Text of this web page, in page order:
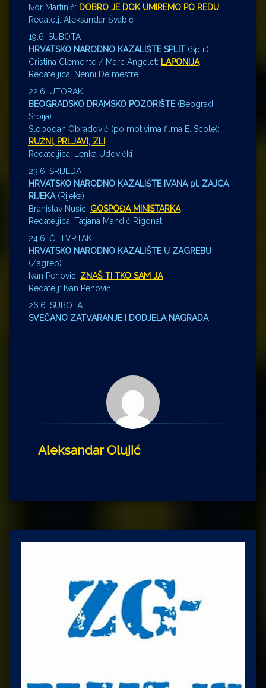
Ivor Martinić: DOBRO JE DOK UMIREMO PO REDU
Redatelj: Aleksandar Švabić
19.6. SUBOTA
HRVATSKO NARODNO KAZALIŠTE SPLIT (Split)
Cristina Clemente / Marc Angelet: LAPONIJA
Redateljica: Nenni Delmestre
22.6. UTORAK
BEOGRADSKO DRAMSKO POZORIŠTE (Beograd,
Srbija)
Slobodan Obradović (po motivima filma E. Scole):
RUŽNI, PRLJAVI, ZLI
Redateljica: Lenka Udovički
23.6. SRIJEDA
HRVATSKO NARODNO KAZALIŠTE IVANA pl. ZAJCA
RIJEKA(Rijeka)
Branislav Nušić: GOSPOĐA MINISTARKA
Redateljica: Tatjana Mandić Rigonat
24.6. ČETVRTAK
HRVATSKO NARODNO KAZALIŠTE U ZAGREBU
(Zagreb)
Ivan Penović: ZNAŠ TI TKO SAM JA
Redatelj: Ivan Penović
26.6. SUBOTA
SVEČANO ZATVARANJE I DODJELA NAGRADA
Aleksandar Olujić